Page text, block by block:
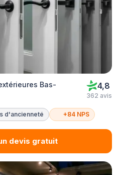
Bas-
4,8
362 avis
d'ancienneté +84 NPS
devis gratuit